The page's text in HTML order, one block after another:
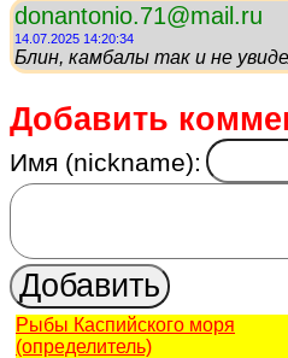
donantonio.71@mail.ru
14.07.2025 14:20:34
Блин, камбалы так и не
Добавить
Имя (nickname):
Рыбы Каспийского моря
(определитель)